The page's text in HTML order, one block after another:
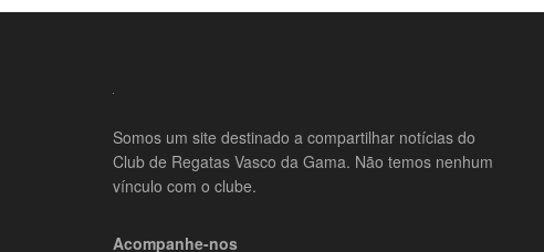
Somos um site destinado a compartilhar notícias do
Club de Regatas Vasco da Gama. Não temos nenhum
vínculo com o clube.
Acompanhe-nos